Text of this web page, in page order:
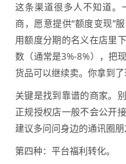
这条渠道很多人不知道。
商，愿意提供“额度变现”
用额度分期的名义在店里
数（通常是3%-8%），把
货品可以继续卖。你拿到了
关键是找到靠谱的商家。
正规授权店一般不会公开
建议多问问身边的通讯圈朋
第四种：平台福利转化。